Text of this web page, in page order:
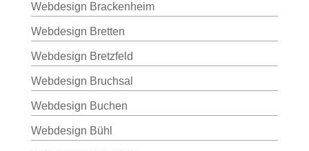
Webdesign Brackenheim
Webdesign Bretten
Webdesign Bretzfeld
Webdesign Bruchsal
Webdesign Buchen
Webdesign Bühl